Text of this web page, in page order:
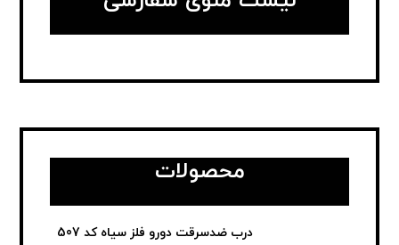
محصولات
درب ضدسرقت دورو فلز سیاه کد 507